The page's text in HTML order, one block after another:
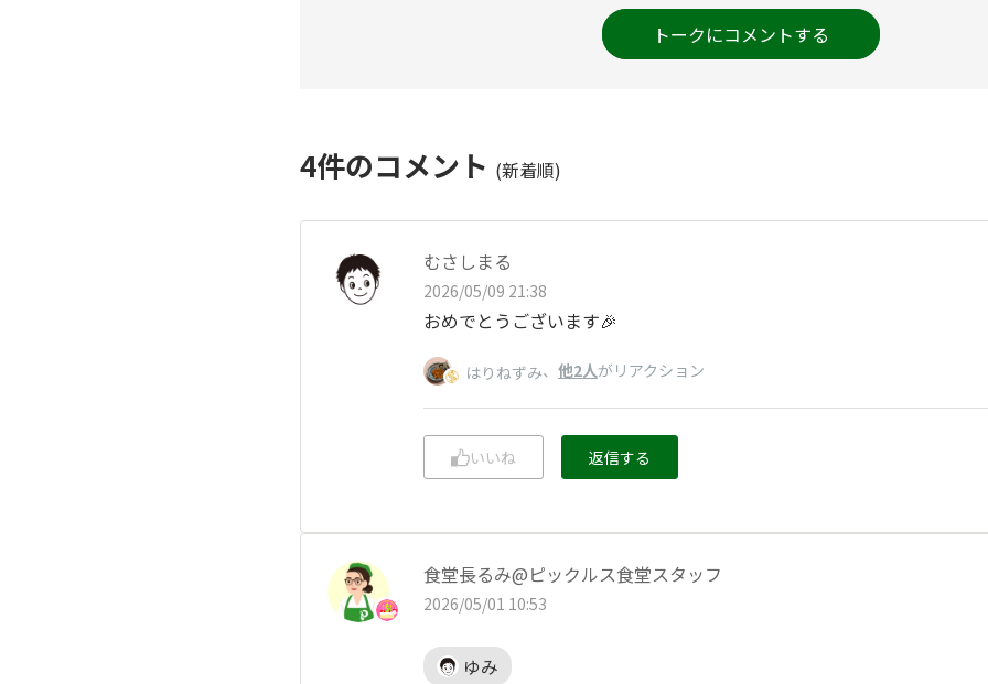
トークにコメントする
4件のコメント (新着順)
むさしまる
2026/05/09 21:38
おめでとうございます🎉
はりねずみ、 他2人がリアクション
いいね 返信する
食堂長るみ@ピックルス食堂スタッフ
2026/05/01 10:53
ゆみ